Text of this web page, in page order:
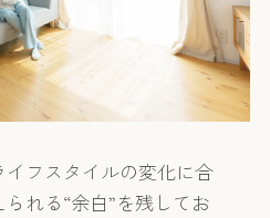
フスタイルの変化に合
れる“余白”を残してお